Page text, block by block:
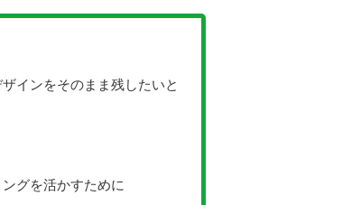
インをそのまま残したいと
グを活かすために